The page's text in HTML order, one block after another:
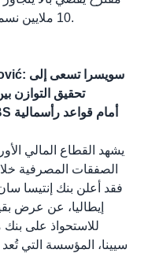
10 ملايين نسمة بحلول عام 2050.
تحقيق التوازن
يشهد القطاع المالي
الصفقات المصرفية
فقد أعلن بنك إنتيسا
للاستحواذ على
سيينا، المؤسسة التي